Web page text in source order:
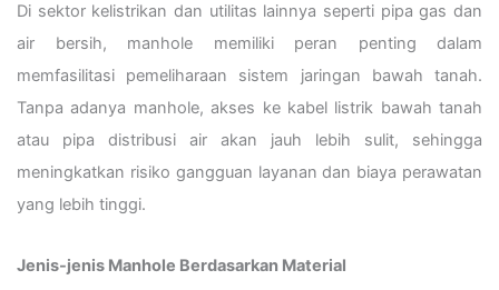
Di sektor kelistrikan dan utilitas lainnya seperti pipa gas dan
air bersih, manhole memiliki peran penting dalam
memfasilitasi pemeliharaan sistem jaringan bawah tanah.
Tanpa adanya manhole, akses ke kabel listrik bawah tanah
atau pipa distribusi air akan jauh lebih sulit, sehingga
meningkatkan risiko gangguan layanan dan biaya perawatan
yang lebih tinggi.
Jenis-jenis Manhole Berdasarkan Material